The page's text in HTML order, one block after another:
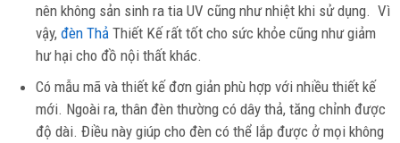
nên không sản sinh ra tia UV cũng như nhiệt khi sử dụng. Vì
vậy, đèn Thả Thiết Kế rất tốt cho sức khỏe cũng như giảm
hư hại cho đồ nội thất khác.
Có mẫu mã và thiết kế đơn giản phù hợp với nhiều thiết kế
mới. Ngoài ra, thân đèn thường có dây thả, tăng chỉnh được
độ dài. Điều này giúp cho đèn có thể lắp được ở mọi không